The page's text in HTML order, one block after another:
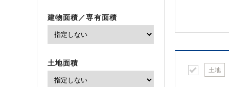
建物面積／専有面積
土地面積
土地